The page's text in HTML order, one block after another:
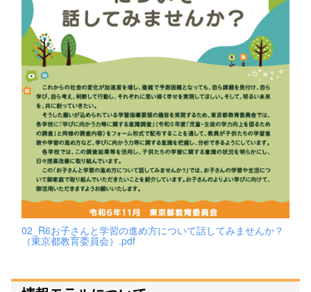
02_R6お子さんと学習の進め方について話してみませんか？
（東京都教育委員会）.pdf